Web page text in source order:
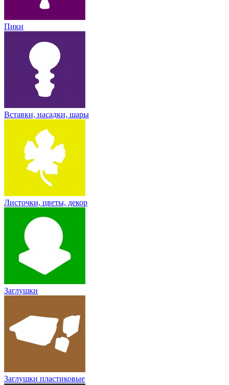
Пики
Вставки, насадки, шары
Листочки, цветы, декор
Заглушки
Заглушки пластиковые